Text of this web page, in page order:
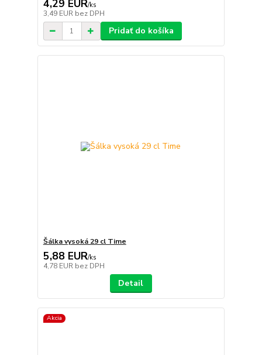
4,29 EUR/ks
3,49 EUR bez DPH
Pridať do košíka
Šálka vysoká 29 cl Time
5,88 EUR/ks
4,78 EUR bez DPH
Detail
Akcia